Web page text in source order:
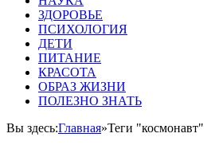
ЗДОРОВЬЕ
ПСИХОЛОГИЯ
ДЕТИ
ПИТАНИЕ
КРАСОТА
ОБРАЗ ЖИЗНИ
ПОЛЕЗНО ЗНАТЬ
Вы здесь:Главная»Теги "космонавт"